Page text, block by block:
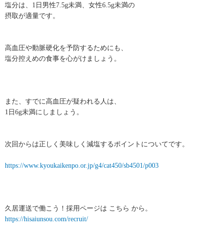
塩分は、1日男性7.5g未満、女性6.5g未満の
摂取が適量です。
高血圧や動脈硬化を予防するためにも、
塩分控えめの食事を心がけましょう。
また、すでに高血圧が疑われる人は、
1日6g未満にしましょう。
次回からは正しく美味しく減塩するポイントについてです。
https://www.kyoukaikenpo.or.jp/g4/cat450/sb4501/p003
久居運送で働こう！採用ページは こちら から。
https://hisaiunsou.com/recruit/